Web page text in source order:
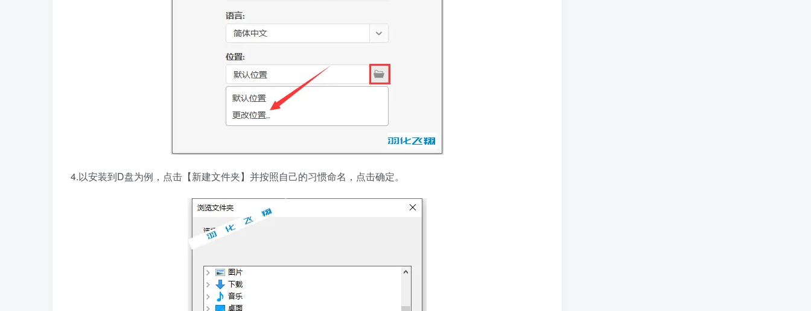
4.以安装到D盘为例，点击【新建文件夹】并按照自己的习惯命名，点击确定。